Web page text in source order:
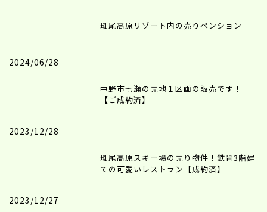
斑尾高原リゾート内の売りペンション
2024/06/28
中野市七瀬の売地１区画の販売です！
【ご成約済】
2023/12/28
斑尾高原スキー場の売り物件！鉄骨3階建
ての可愛いレストラン【成約済】
2023/12/27